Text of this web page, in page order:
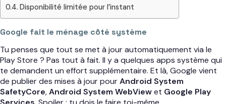
Disponibilité limitée pour l’instant
Google fait le ménage côté système
Tu penses que tout se met à jour automatiquement via le
Play Store ? Pas tout à fait. Il y a quelques apps système qui
te demandent un effort supplémentaire. Et là, Google vient
de publier des mises à jour pourAndroid System
SafetyCore,Android System WebViewet Google Play